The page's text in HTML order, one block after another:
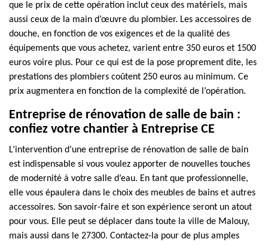
que le prix de cette opération inclut ceux des matériels, mais
aussi ceux de la main d’œuvre du plombier. Les accessoires de
douche, en fonction de vos exigences et de la qualité des
équipements que vous achetez, varient entre 350 euros et 1500
euros voire plus. Pour ce qui est de la pose proprement dite, les
prestations des plombiers coûtent 250 euros au minimum. Ce
prix augmentera en fonction de la complexité de l’opération.
Entreprise de rénovation de salle de bain :
confiez votre chantier à Entreprise CE
L’intervention d’une entreprise de rénovation de salle de bain
est indispensable si vous voulez apporter de nouvelles touches
de modernité à votre salle d’eau. En tant que professionnelle,
elle vous épaulera dans le choix des meubles de bains et autres
accessoires. Son savoir-faire et son expérience seront un atout
pour vous. Elle peut se déplacer dans toute la ville de Malouy,
mais aussi dans le 27300. Contactez-la pour de plus amples